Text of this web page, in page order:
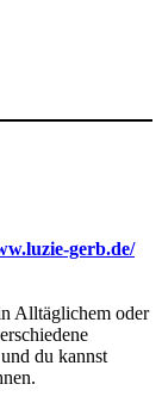
gerb.de/
Alltäglichem oder
du kannst